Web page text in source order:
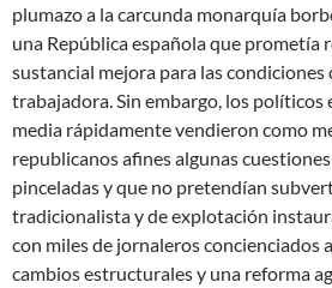
plumazo a la carcunda monarquía
una República española que prometía
sustancial mejora para las condiciones
trabajadora. Sin embargo, los políticos
media rápidamente vendieron como
republicanos afines algunas
pinceladas y que no pretendían
tradicionalista y de explotación
con miles de jornaleros concienciados
cambios estructurales y una reforma